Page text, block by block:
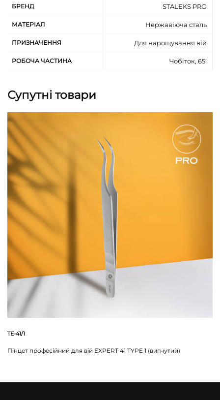
нержавіюча сталь 40Х13
БРЕНД STALEKS PRO
МАТЕРІАЛ Нержавіюча сталь
ПРИЗНАЧЕННЯ Для нарощування вій
РОБОЧА ЧАСТИНА Чобіток, 65'
Супутні товари
TE-41/1
Пінцет професійний для вій EXPERT 41 TYPE 1 (вигнутий)